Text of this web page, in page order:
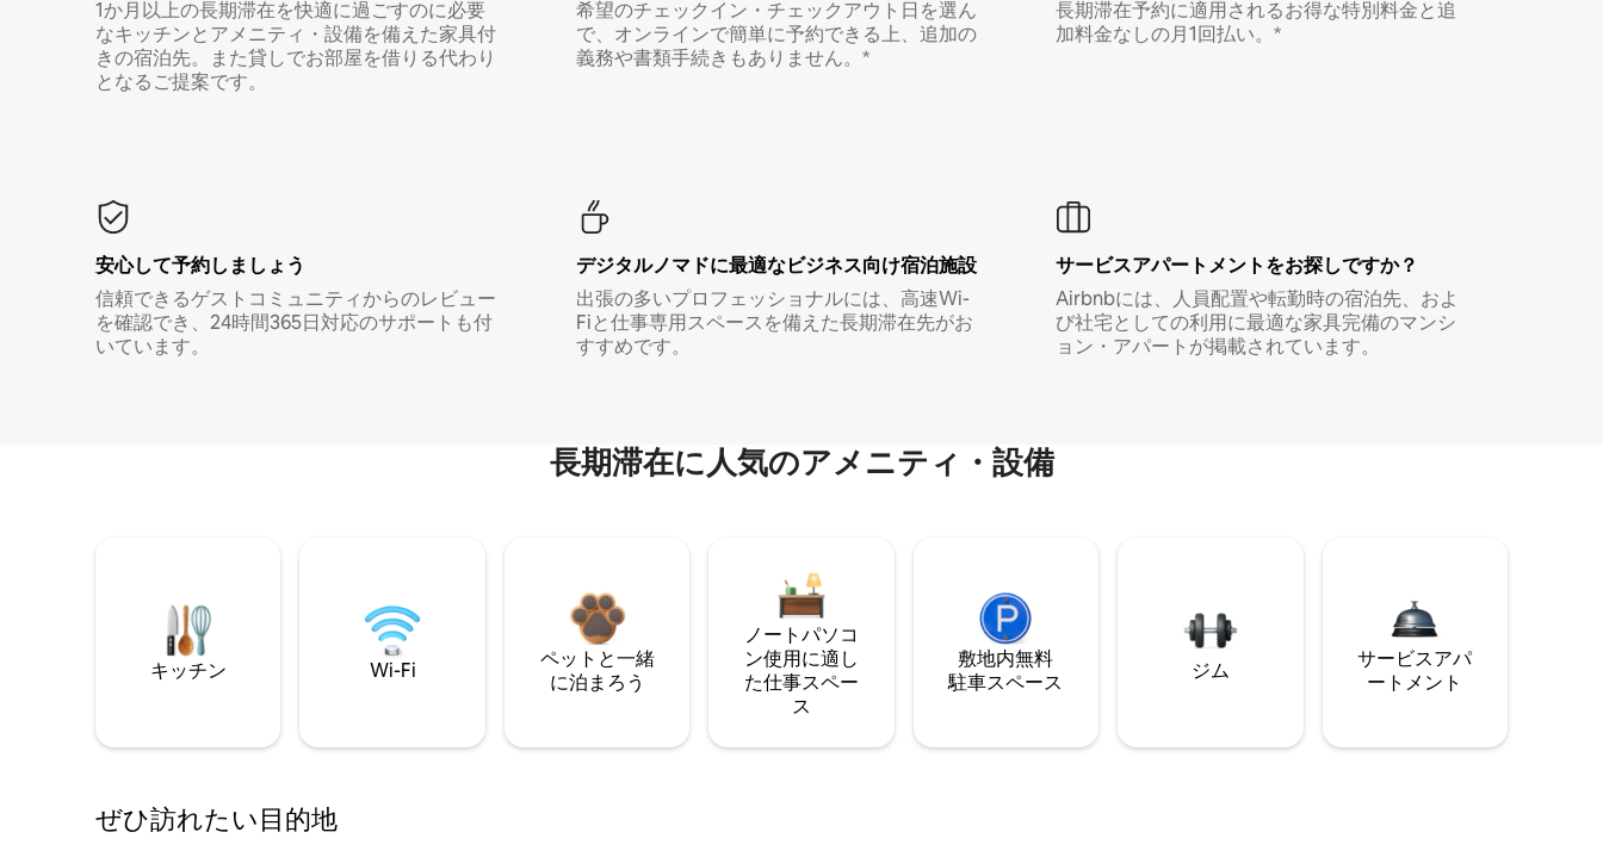
1か月以上の長期滞在を快適に過ごすのに必要
なキッチンとアメニティ・設備を備えた家具付
きの宿泊先。また貸しでお部屋を借りる代わり
となるご提案です。
希望のチェックイン・チェックアウト日を選ん
で、オンラインで簡単に予約できる上、追加の
義務や書類手続きもありません。*
長期滞在予約に適用されるお得な特別料金と追
加料金なしの月1回払い。*
安心して予約しましょう
信頼できるゲストコミュニティからのレビュー
を確認でき、24時間365日対応のサポートも付
いています。
デジタルノマド⁠に最⁠適⁠なビ⁠ジ⁠ネ⁠ス⁠向⁠け宿⁠泊⁠施⁠設
出張の多いプロフェッショナルには、高速Wi-
Fiと仕事専用スペースを備えた長期滞在先がお
すすめです。
サービスアパートメントをお探しですか？
Airbnbには、人員配置や転勤時の宿泊先、およ
び社宅としての利用に最適な家具完備のマンシ
ョン・アパートが掲載されています。
長期滞在に人気のアメニティ・設備
キッチン Wi-Fi
ペットと一緒
に泊まろう
ノートパソコ
ン使用に適し
た仕事スペー
ス
敷地内無料
駐⁠車ス⁠ペ⁠ー⁠ス
ジム
サービスアパ
ートメント
ぜひ訪⁠れ⁠た⁠い目⁠的⁠地